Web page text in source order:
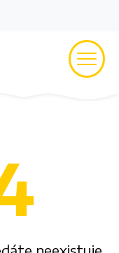
neexistuje